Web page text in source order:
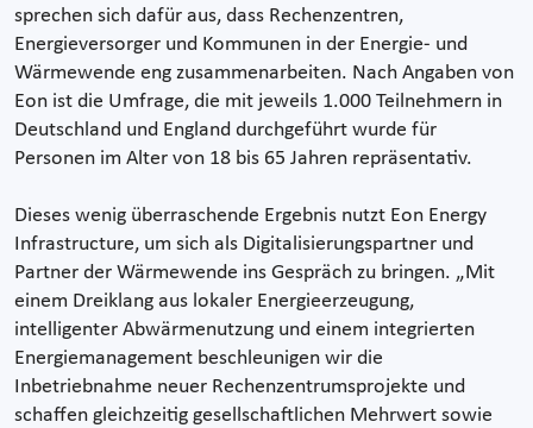
sprechen sich dafür aus, dass Rechenzentren,
Energieversorger und Kommunen in der Energie- und
Wärmewende eng zusammenarbeiten. Nach Angaben von
Eon ist die Umfrage, die mit jeweils 1.000 Teilnehmern in
Deutschland und England durchgeführt wurde für
Personen im Alter von 18 bis 65 Jahren repräsentativ.
Dieses wenig überraschende Ergebnis nutzt Eon Energy
Infrastructure, um sich als Digitalisierungspartner und
Partner der Wärmewende ins Gespräch zu bringen. „Mit
einem Dreiklang aus lokaler Energieerzeugung,
intelligenter Abwärmenutzung und einem integrierten
Energiemanagement beschleunigen wir die
Inbetriebnahme neuer Rechenzentrumsprojekte und
schaffen gleichzeitig gesellschaftlichen Mehrwert sowie